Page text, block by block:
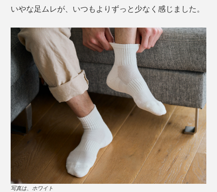
いやな足ムレが、いつもよりずっと少なく感じました。
写真は、ホワイト